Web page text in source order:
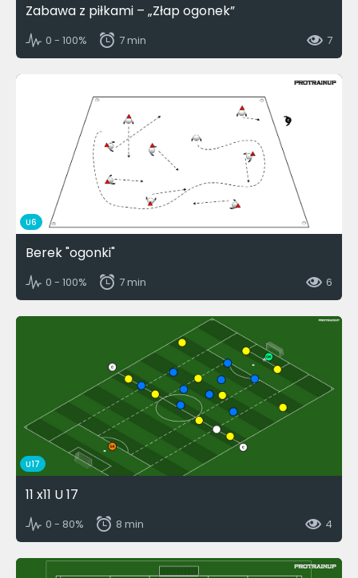
Zabawa z piłkami – „Złap ogonek”
0 - 100% 7 min 7
U6
Berek "ogonki"
0 - 100% 7 min 6
U17
11 x11 U 17
0 - 80% 8 min 4